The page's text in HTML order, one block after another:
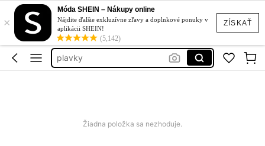
ZÍSKAŤ
×
Móda SHEIN – Nákupy online
Nájdite ďalšie exkluzívne zľavy a doplnkové ponuky v
aplikácii SHEIN!
(5,142)
cherry saty
letne šaty xxl
plavky
samsung galaxy a17
Žiadna položka sa nezhoduje.